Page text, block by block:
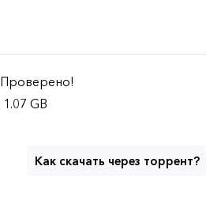
Проверено!
1.07 GB
Как скачать через торрент?